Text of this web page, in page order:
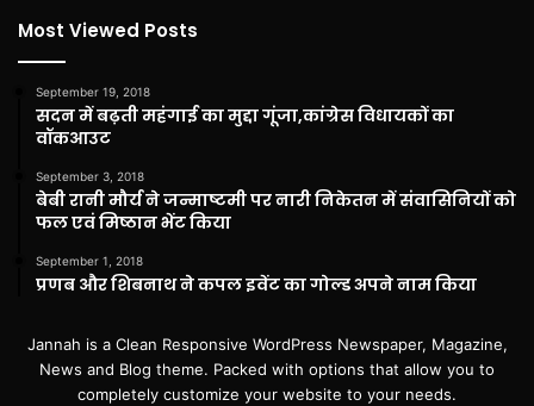
Most Viewed Posts
September 19, 2018
सदन में बढ़ती महंगाई का मुद्दा गूंजा,कांग्रेस विधायकों का
वॉकआउट
September 3, 2018
बेबी रानी मौर्य ने जन्माष्टमी पर नारी निकेतन में संवासिनियों को
फल एवं मिष्ठान भेंट किया
September 1, 2018
प्रणब और शिबनाथ ने कपल इवेंट का गोल्ड अपने नाम किया
Jannah is a Clean Responsive WordPress Newspaper, Magazine,
News and Blog theme. Packed with options that allow you to
completely customize your website to your needs.